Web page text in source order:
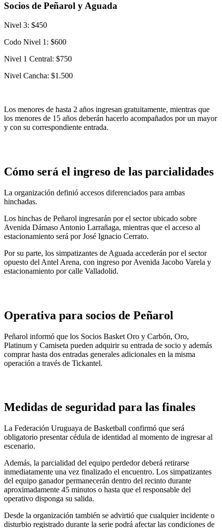
Socios de Peñarol y Aguada
Nivel 3: $450
Codo Nivel 1: $600
Nivel 1 Central: $750
Nivel Cancha: $1.500
Los menores de hasta 2 años ingresan gratuitamente, mientras que
los menores de 15 años deberán hacerlo acompañados por un mayor
y con su correspondiente entrada.
Cómo será el ingreso de las parcialidades
La organización definió accesos diferenciados para ambas
hinchadas.
Los hinchas de Peñarol ingresarán por el sector ubicado sobre
Avenida Dámaso Antonio Larrañaga, mientras que el acceso al
estacionamiento será por José Ignacio Cerrato.
Por su parte, los simpatizantes de Aguada accederán por el sector
opuesto del Antel Arena, con ingreso por Avenida Jacobo Varela y
estacionamiento por calle Valladolid.
Operativa para socios de Peñarol
Peñarol informó que los Socios Basket Oro y Carbón, Oro,
Platinum y Camiseta pueden adquirir su entrada de socio y además
comprar hasta dos entradas generales adicionales en la misma
operación a través de Tickantel.
Medidas de seguridad para las finales
La Federación Uruguaya de Basketball confirmó que será
obligatorio presentar cédula de identidad al momento de ingresar al
escenario.
Además, la parcialidad del equipo perdedor deberá retirarse
inmediatamente una vez finalizado el encuentro. Los simpatizantes
del equipo ganador permanecerán dentro del recinto durante
aproximadamente 45 minutos o hasta que el responsable del
operativo disponga su salida.
Desde la organización también se advirtió que cualquier incidente o
disturbio registrado durante la serie podrá afectar las condiciones de